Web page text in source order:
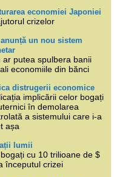
economiei Japoniei
crizelor
un nou sistem
ar putea spulbera banii
economiile din bănci
distrugerii economice
implicării celor bogați
în demolarea
a sistemului care i-a
așa
lumii
cu 10 trilioane de $
începutul crizei